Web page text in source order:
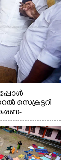
സെക്രട്ടറി